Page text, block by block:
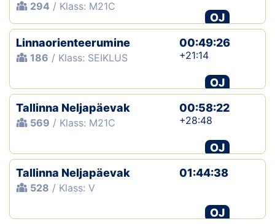
294 / Klass: M21C
OJ
Linnaorienteerumine
186 / Klass: SEIKLUS
00:49:26
+21:14
OJ
Tallinna Neljapäevak
569 / Klass: M21C
00:58:22
+28:48
OJ
Tallinna Neljapäevak
528 / Klass: V
01:44:38
OJ